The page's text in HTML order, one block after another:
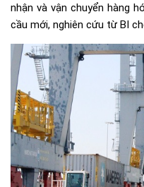
nhận và vận chuyển hàng
cầu mới, nghiên cứu từ BI